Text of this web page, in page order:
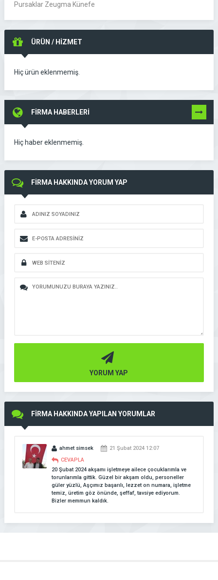
Pursaklar Zeugma Künefe
ÜRÜN / HİZMET
Hiç ürün eklenmemiş.
FİRMA HABERLERİ TÜMÜNÜ
GÖR
Hiç haber eklenmemiş.
FİRMA HAKKINDA YORUM YAP
YORUM YAP
FİRMA HAKKINDA YAPILAN YORUMLAR
ahmet simsek
21 Şubat 2024 12:07
CEVAPLA
20 Şubat 2024 akşamı işletmeye ailece çocuklarımla ve
torunlarımla gittik. Güzel bir akşam oldu, personeller
güler yüzlü, Aşçımız başarılı, lezzet on numara, işletme
temiz, üretim göz önünde, şeffaf, tavsiye ediyorum.
Bizler memmun kaldık.